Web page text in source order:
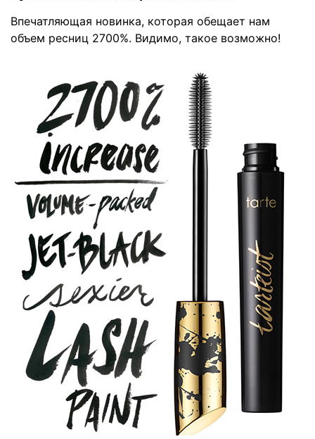
Впечатляющая новинка, которая обещает нам
объем ресниц 2700%. Видимо, такое возможно!